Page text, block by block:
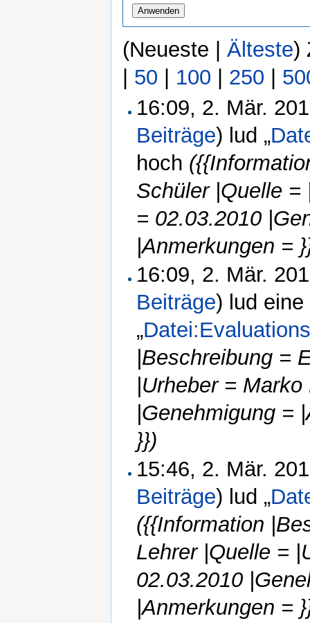
(Neueste | Älteste)
50 100 250
16:09, 2. Mär.
Beiträge) lud „
hoch
Schüler |Quelle =
= 02.03.2010
|Anmerkungen =
16:09, 2. Mär.
Beiträge) lud
„
|Beschreibung =
|Urheber =
|Genehmigung =
}})
15:46, 2. Mär.
Beiträge) lud „
({{Information
Lehrer |Quelle =
02.03.2010
|Anmerkungen =